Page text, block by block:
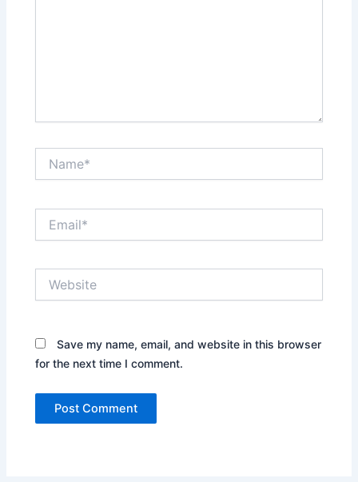
Save my name, email, and website in this browser
for the next time I comment.